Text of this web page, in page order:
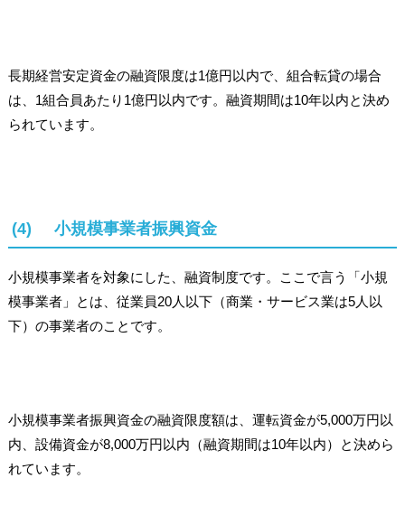
長期経営安定資金の融資限度は1億円以内で、組合転貸の場合
は、1組合員あたり1億円以内です。融資期間は10年以内と決め
られています。
(4) 小規模事業者振興資金
小規模事業者を対象にした、融資制度です。ここで言う「小規
模事業者」とは、従業員20人以下（商業・サービス業は5人以
下）の事業者のことです。
小規模事業者振興資金の融資限度額は、運転資金が5,000万円以
内、設備資金が8,000万円以内（融資期間は10年以内）と決めら
れています。